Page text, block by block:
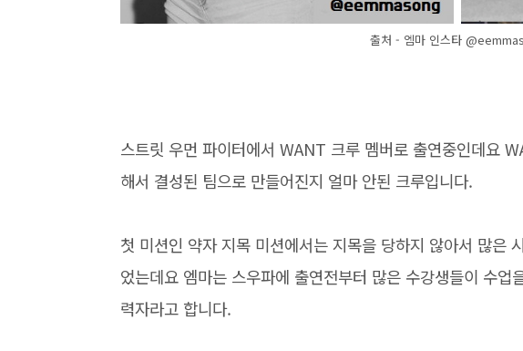
출처 - 엠마 인스타
스트릿 우먼 파이터에서 WANT 크루 멤버로 출연중인데요
해서 결성된 팀으로 만들어진지 얼마 안된 크루입니다.
첫 미션인 약자 지목 미션에서는 지목을 당하지 않아서 많은
었는데요 엠마는 스우파에 출연전부터 많은 수강생들이 수업
력자라고 합니다.